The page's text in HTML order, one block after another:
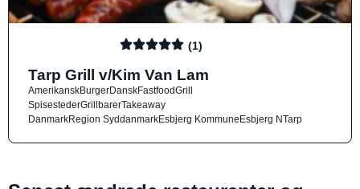
(1)
Tarp Grill v/Kim Van Lam
AmerikanskBurgerDanskFastfoodGrill
SpisestederGrillbarerTakeaway
DanmarkRegion SyddanmarkEsbjerg KommuneEsbjerg NTarp